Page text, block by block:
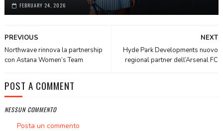
FEBRUARY 24, 2026
NEXT
Hyde Park Developments nuovo
regional partner dell’Arsenal FC
PREVIOUS
Northwave rinnova la partnership
con Astana Women’s Team
POST A COMMENT
NESSUN COMMENTO
Posta un commento